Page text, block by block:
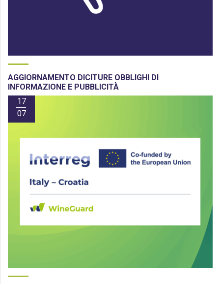
AGGIORNAMENTO DICITURE OBBLIGHI DI
INFORMAZIONE E PUBBLICITÀ
17
07